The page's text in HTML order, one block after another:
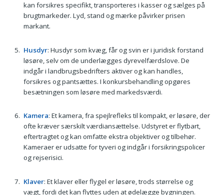
kan forsikres specifikt, transporteres i kasser og sælges på
brugtmarkeder. Lyd, stand og mærke påvirker prisen
markant.
Husdyr: Husdyr som kvæg, får og svin er i juridisk forstand
løsøre, selv om de underlægges dyrevelfærdslove. De
indgår i landbrugsbedrifters aktiver og kan handles,
forsikres og pantsættes. I konkursbehandling opgøres
besætningen som løsøre med markedsværdi.
Kamera: Et kamera, fra spejlrefleks til kompakt, er løsøre, der
ofte kræver særskilt værdiansættelse. Udstyret er flytbart,
eftertragtet og kan omfatte ekstra objektiver og tilbehør.
Kameraer er udsatte for tyveri og indgår i forsikringspolicer
og rejserisici.
Klaver: Et klaver eller flygel er løsøre, trods størrelse og
vægt, fordi det kan flyttes uden at ødelægge bygningen.